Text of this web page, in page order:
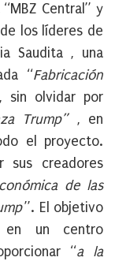
Central” y
los líderes de
Saudita , una
“Fabricación
olvidar por
Trump”, en
el proyecto.
sus creadores
de las
”. El objetivo
en un centro
“a la